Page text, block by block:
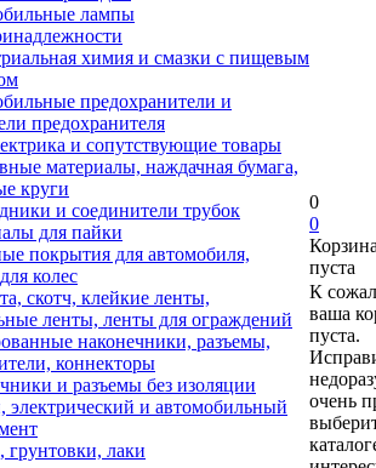
лампы
химия и смазки с пищевым
предохранители и
предохранителя
и сопутствующие товары
материалы, наждачная бумага,
круги
и соединители трубок
для пайки
покрытия для автомобиля,
колес
скотч, клейкие ленты,
ленты, ленты для ограждений
наконечники, разъемы,
коннекторы
и разъемы без изоляции
электрический и автомобильный
грунтовки, лаки
0
0
пуста
К
ваша
пуста.
очень